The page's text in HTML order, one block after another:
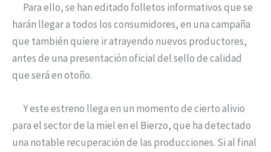
Para ello, se han editado folletos informativos que se
harán llegar a todos los consumidores, en una campaña
que también quiere ir atrayendo nuevos productores,
antes de una presentación oficial del sello de calidad
que será en otoño.
Y este estreno llega en un momento de cierto alivio
para el sector de la miel en el Bierzo, que ha detectado
una notable recuperación de las producciones. Si al final